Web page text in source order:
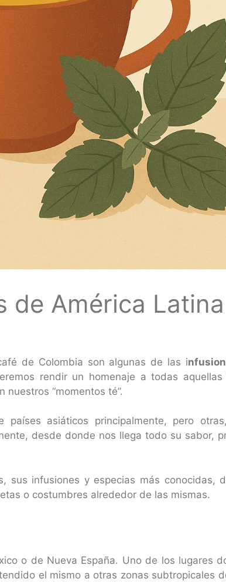
de América Latina
de Colombia son algunas de las i
rendir un homenaje a todas aquellas
“momentos té”.
asiáticos principalmente, pero
desde donde nos llega todo su sabor,
sus infusiones y especias más conocidas,
o costumbres alrededor de las mismas.
o de Nueva España. Uno de los lugares
el mismo a otras zonas subtropicales